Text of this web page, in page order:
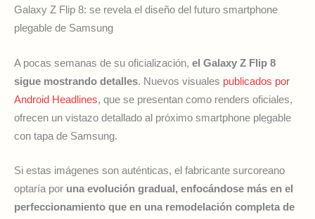
Galaxy Z Flip 8: se revela el diseño del futuro smartphone
plegable de Samsung
A pocas semanas de su oficialización, el Galaxy Z Flip 8
sigue mostrando detalles. Nuevos visuales publicados por
Android Headlines, que se presentan como renders oficiales,
ofrecen un vistazo detallado al próximo smartphone plegable
con tapa de Samsung.
Si estas imágenes son auténticas, el fabricante surcoreano
optaría por una evolución gradual, enfocándose más en el
perfeccionamiento que en una remodelación completa de